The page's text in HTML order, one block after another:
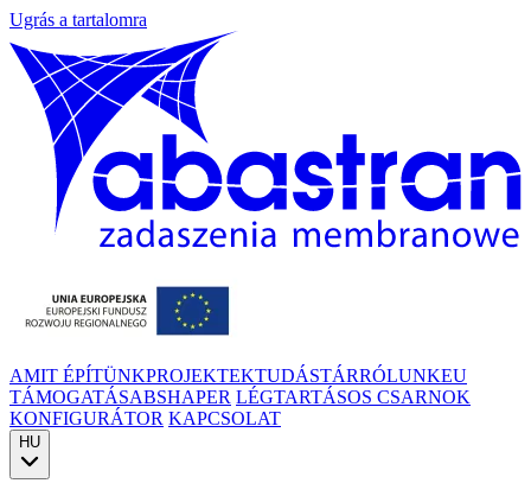
Ugrás a tartalomra
AMIT ÉPÍTÜNKPROJEKTEKTUDÁSTÁRRÓLUNKEU
TÁMOGATÁSABSHAPER LÉGTARTÁSOS CSARNOK
KONFIGURÁTOR KAPCSOLAT
HU